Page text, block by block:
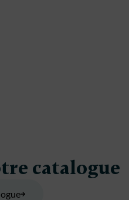
catalogue